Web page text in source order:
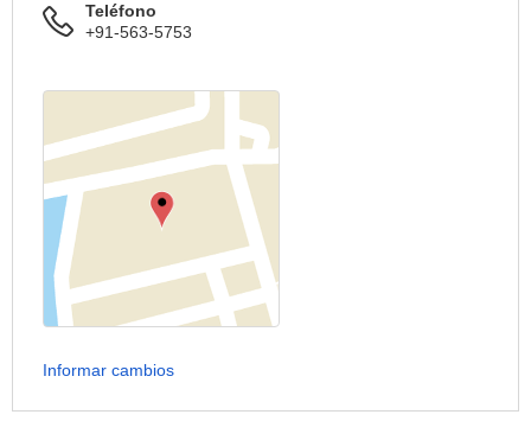
Teléfono
+91-563-5753
Informar cambios